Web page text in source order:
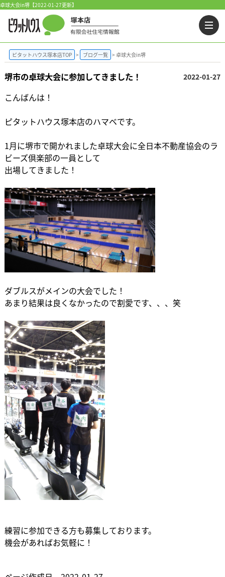
卓球大会in堺【2022-01-27更新】
ピタットハウス塚本店TOP ブログ一覧 卓球大会in堺
堺市の卓球大会に参加してきました！ 2022-01-27
こんばんは！
ピタットハウス塚本店のハマベです。
1月に堺市で開かれました卓球大会に全日本不動産協会のラ
ビーズ倶楽部の一員として
出場してきました！
ダブルスがメインの大会でした！
あまり結果は良くなかったので割愛です、、、笑
練習に参加できる方も募集しております。
機会があればお気軽に！